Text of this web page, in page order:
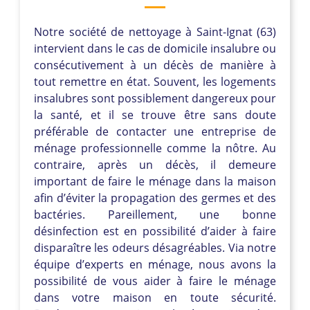
Notre société de nettoyage à Saint-Ignat (63)
intervient dans le cas de domicile insalubre ou
consécutivement à un décès de manière à
tout remettre en état. Souvent, les logements
insalubres sont possiblement dangereux pour
la santé, et il se trouve être sans doute
préférable de contacter une entreprise de
ménage professionnelle comme la nôtre. Au
contraire, après un décès, il demeure
important de faire le ménage dans la maison
afin d’éviter la propagation des germes et des
bactéries. Pareillement, une bonne
désinfection est en possibilité d’aider à faire
disparaître les odeurs désagréables. Via notre
équipe d’experts en ménage, nous avons la
possibilité de vous aider à faire le ménage
dans votre maison en toute sécurité.